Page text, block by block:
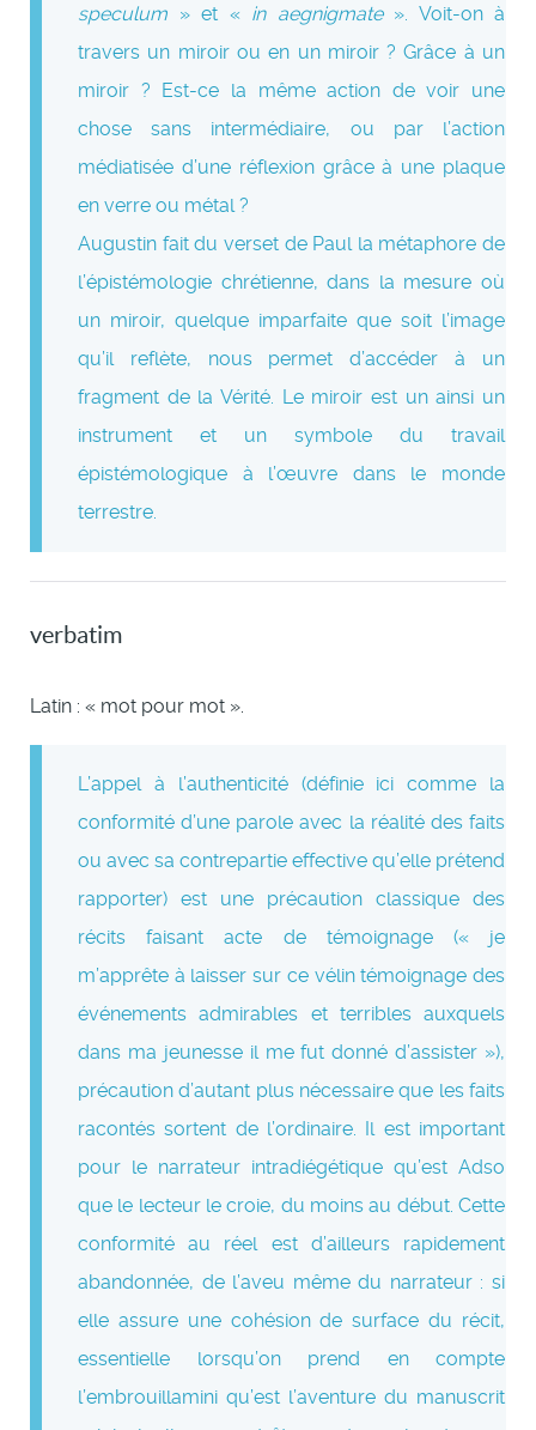
speculum » et « in aegnigmate». Voit-on à
travers un miroir ou en un miroir ? Grâce à un
miroir ? Est-ce la même action de voir une
chose sans intermédiaire, ou par l’action
médiatisée d’une réflexion grâce à une plaque
en verre ou métal ?
Augustin fait du verset de Paul la métaphore de
l’épistémologie chrétienne, dans la mesure où
un miroir, quelque imparfaite que soit l’image
qu’il reflète, nous permet d’accéder à un
fragment de la Vérité. Le miroir est un ainsi un
instrument et un symbole du travail
épistémologique à l’œuvre dans le monde
terrestre.
verbatim
Latin : « mot pour mot ».
L’appel à l’authenticité (définie ici comme la
conformité d’une parole avec la réalité des faits
ou avec sa contrepartie effective qu’elle prétend
rapporter) est une précaution classique des
récits faisant acte de témoignage (« je
m’apprête à laisser sur ce vélin témoignage des
événements admirables et terribles auxquels
dans ma jeunesse il me fut donné d’assister »),
précaution d’autant plus nécessaire que les faits
racontés sortent de l’ordinaire. Il est important
pour le narrateur intradiégétique qu’est Adso
que le lecteur le croie, du moins au début. Cette
conformité au réel est d’ailleurs rapidement
abandonnée, de l’aveu même du narrateur : si
elle assure une cohésion de surface du récit,
essentielle lorsqu’on prend en compte
l’embrouillamini qu’est l’aventure du manuscrit